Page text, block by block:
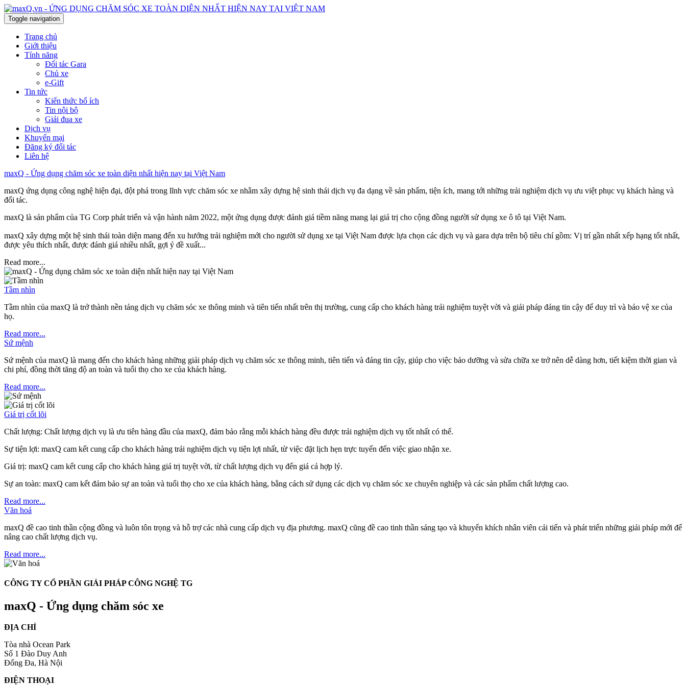
Toggle navigation
Trang chủ
Giới thiệu
Tính năng
Đối tác Gara
Chủ xe
e-Gift
Tin tức
Kiến thức bổ ích
Tin nội bộ
Giải đua xe
Dịch vụ
Khuyến mại
Đăng ký đối tác
Liên hệ
maxQ - Ứng dụng chăm sóc xe toàn diện nhất hiện nay tại Việt Nam
maxQ ứng dụng công nghệ hiện đại, đột phá trong lĩnh vực chăm sóc xe nhằm xây dựng hệ sinh thái dịch vụ đa dạng về sản phẩm, tiện ích, mang tới những trải nghiệm dịch vụ ưu việt phục vụ khách hàng và
đối tác.
maxQ là sản phẩm của TG Corp phát triển và vận hành năm 2022, một ứng dụng được đánh giá tiềm năng mang lại giá trị cho cộng đồng người sử dụng xe ô tô tại Việt Nam.
maxQ xây dựng một hệ sinh thái toàn diện mang đến xu hướng trải nghiệm mới cho người sử dụng xe tại Việt Nam được lựa chọn các dịch vụ và gara dựa trên bộ tiêu chí gồm: Vị trí gần nhất xếp hạng tốt nhất,
được yêu thích nhất, được đánh giá nhiều nhất, gợi ý đề xuất...
Read more...
Tầm nhìn
Tầm nhìn của maxQ là trở thành nền tảng dịch vụ chăm sóc xe thông minh và tiên tiến nhất trên thị trường, cung cấp cho khách hàng trải nghiệm tuyệt vời và giải pháp đáng tin cậy để duy trì và bảo vệ xe của
họ.
Read more...
Sứ mệnh
Sứ mệnh của maxQ là mang đến cho khách hàng những giải pháp dịch vụ chăm sóc xe thông minh, tiên tiến và đáng tin cậy, giúp cho việc bảo dưỡng và sửa chữa xe trở nên dễ dàng hơn, tiết kiệm thời gian và
chi phí, đồng thời tăng độ an toàn và tuổi thọ cho xe của khách hàng.
Read more...
Giá trị cốt lõi
Chất lượng: Chất lượng dịch vụ là ưu tiên hàng đầu của maxQ, đảm bảo rằng mỗi khách hàng đều được trải nghiệm dịch vụ tốt nhất có thể.
Sự tiện lợi: maxQ cam kết cung cấp cho khách hàng trải nghiệm dịch vụ tiện lợi nhất, từ việc đặt lịch hẹn trực tuyến đến việc giao nhận xe.
Giá trị: maxQ cam kết cung cấp cho khách hàng giá trị tuyệt vời, từ chất lượng dịch vụ đến giá cả hợp lý.
Sự an toàn: maxQ cam kết đảm bảo sự an toàn và tuổi thọ cho xe của khách hàng, bằng cách sử dụng các dịch vụ chăm sóc xe chuyên nghiệp và các sản phẩm chất lượng cao.
Read more...
Văn hoá
maxQ đề cao tinh thần cộng đồng và luôn tôn trọng và hỗ trợ các nhà cung cấp dịch vụ địa phương. maxQ cũng đề cao tinh thần sáng tạo và khuyến khích nhân viên cải tiến và phát triển những giải pháp mới để
nâng cao chất lượng dịch vụ.
Read more...
CÔNG TY CỔ PHẦN GIẢI PHÁP CÔNG NGHỆ TG
maxQ - Ứng dụng chăm sóc xe
ĐỊA CHỈ
Tòa nhà Ocean Park
Số 1 Đào Duy Anh
Đống Đa, Hà Nội
ĐIỆN THOẠI